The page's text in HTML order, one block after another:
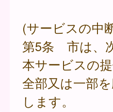
(サービスの中
第5条 市は、
本サービスの
全部又は一部
します。